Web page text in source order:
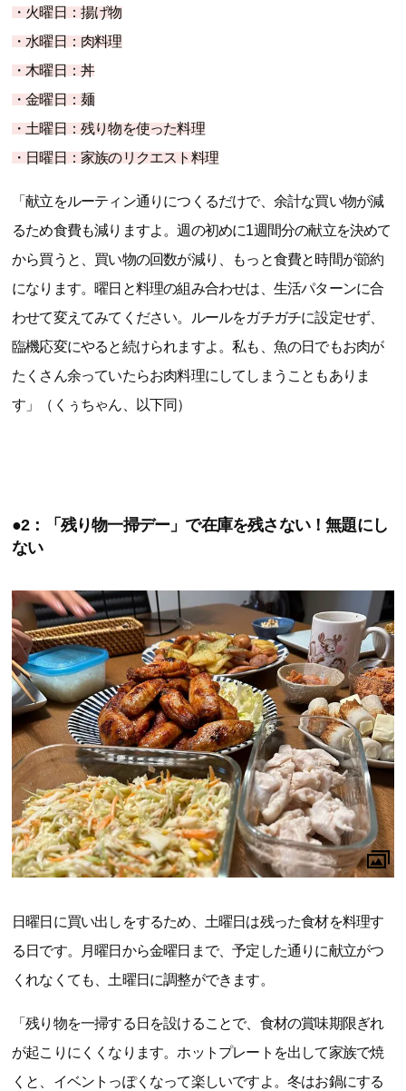
・火曜日：揚げ物
・水曜日：肉料理
・木曜日：丼
・金曜日：麺
・土曜日：残り物を使った料理
・日曜日：家族のリクエスト料理
「献立をルーティン通りにつくるだけで、余計な買い物が減
るため食費も減りますよ。週の初めに1週間分の献立を決めて
から買うと、買い物の回数が減り、もっと食費と時間が節約
になります。曜日と料理の組み合わせは、生活パターンに合
わせて変えてみてください。ルールをガチガチに設定せず、
臨機応変にやると続けられますよ。私も、魚の日でもお肉が
たくさん余っていたらお肉料理にしてしまうこともありま
す」（くぅちゃん、以下同）
●2：「残り物一掃デー」で在庫を残さない！無題にし
ない
日曜日に買い出しをするため、土曜日は残った食材を料理す
る日です。月曜日から金曜日まで、予定した通りに献立がつ
くれなくても、土曜日に調整ができます。
「残り物を一掃する日を設けることで、食材の賞味期限ぎれ
が起こりにくくなります。ホットプレートを出して家族で焼
くと、イベントっぽくなって楽しいですよ。冬はお鍋にする